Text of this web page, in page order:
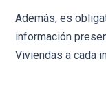
Además, es
información
Viviendas a cada